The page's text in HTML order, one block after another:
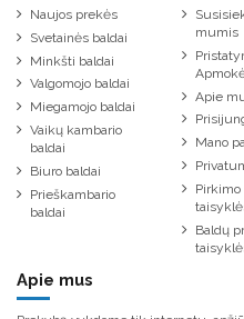
Naujos prekės
Svetainės baldai
Minkšti baldai
Valgomojo baldai
Miegamojo baldai
Vaikų kambario
baldai
Biuro baldai
Prieškambario
baldai
mumis
Apie
Mano
Pirkimo
Baldų
Apie mus